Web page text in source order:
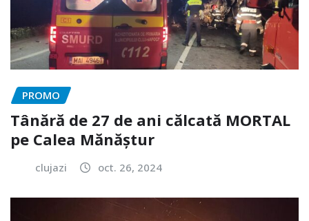
PROMO
Tânără de 27 de ani călcată MORTAL
pe Calea Mănăștur
clujazi oct. 26, 2024